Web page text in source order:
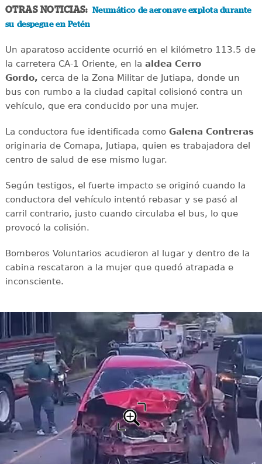
OTRAS NOTICIAS: Neumático de aeronave explota durante
su despegue en Petén
Un aparatoso accidente ocurrió en el kilómetro 113.5 de
la carretera CA-1 Oriente, en la aldea Cerro
Gordo, cerca de la Zona Militar de Jutiapa, donde un
bus con rumbo a la ciudad capital colisionó contra un
vehículo, que era conducido por una mujer.
La conductora fue identificada comoGalena Contreras
originaria de Comapa, Jutiapa, quien es trabajadora del
centro de salud de ese mismo lugar.
Según testigos, el fuerte impacto se originó cuando la
conductora del vehículo intentó rebasar y se pasó al
carril contrario, justo cuando circulaba el bus, lo que
provocó la colisión.
Bomberos Voluntarios acudieron al lugar y dentro de la
cabina rescataron a la mujer que quedó atrapada e
inconsciente.